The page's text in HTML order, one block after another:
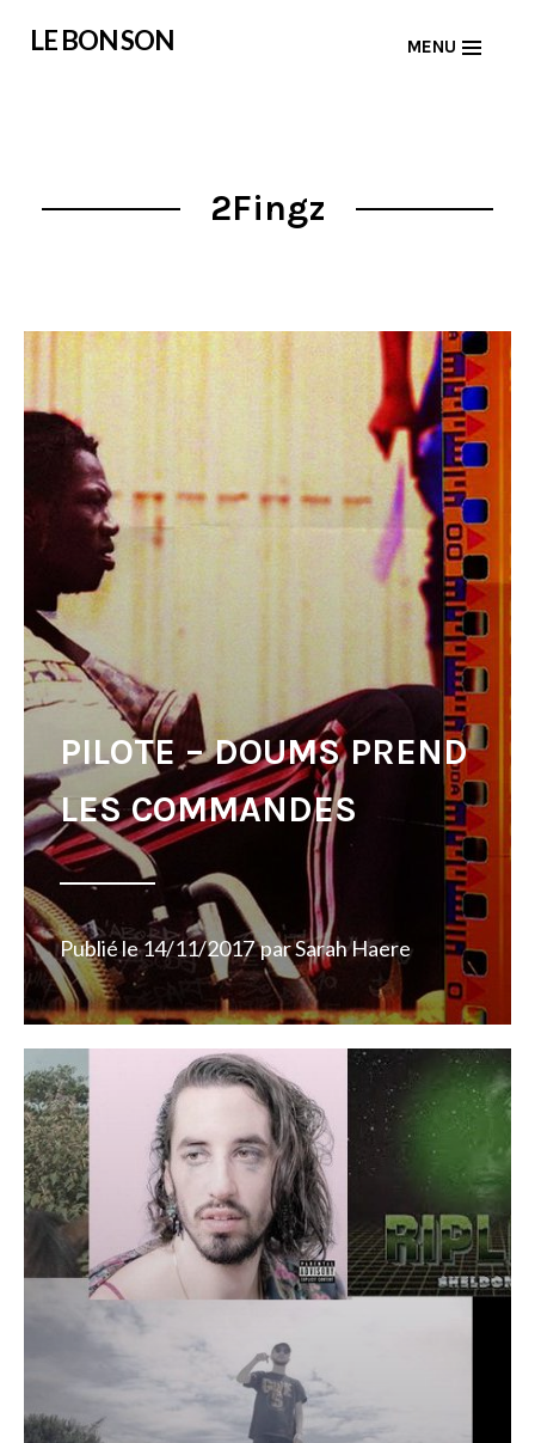
LE BON SON MENU
2Fingz
PILOTE – DOUMS PREND
LES COMMANDES
Publié le14/11/2017 parSarah Haere